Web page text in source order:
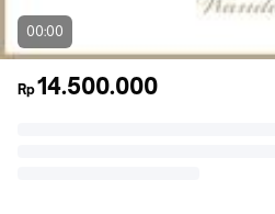
00:00
Rp14.500.000